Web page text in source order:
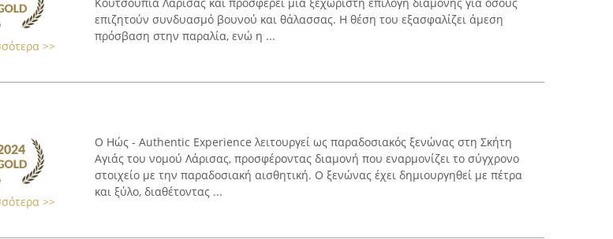
>>
επιζητούν συνδυασμό βουνού και θάλασσας. Η θέση του εξασφαλίζει άμεση
πρόσβαση στην παραλία, ενώ η ...
>>
Ο Ηώς - Authentic Experience λειτουργεί ως παραδοσιακός ξενώνας στη Σκήτη
Αγιάς του νομού Λάρισας, προσφέροντας διαμονή που εναρμονίζει το σύγχρονο
στοιχείο με την παραδοσιακή αισθητική. Ο ξενώνας έχει δημιουργηθεί με πέτρα
και ξύλο, διαθέτοντας ...